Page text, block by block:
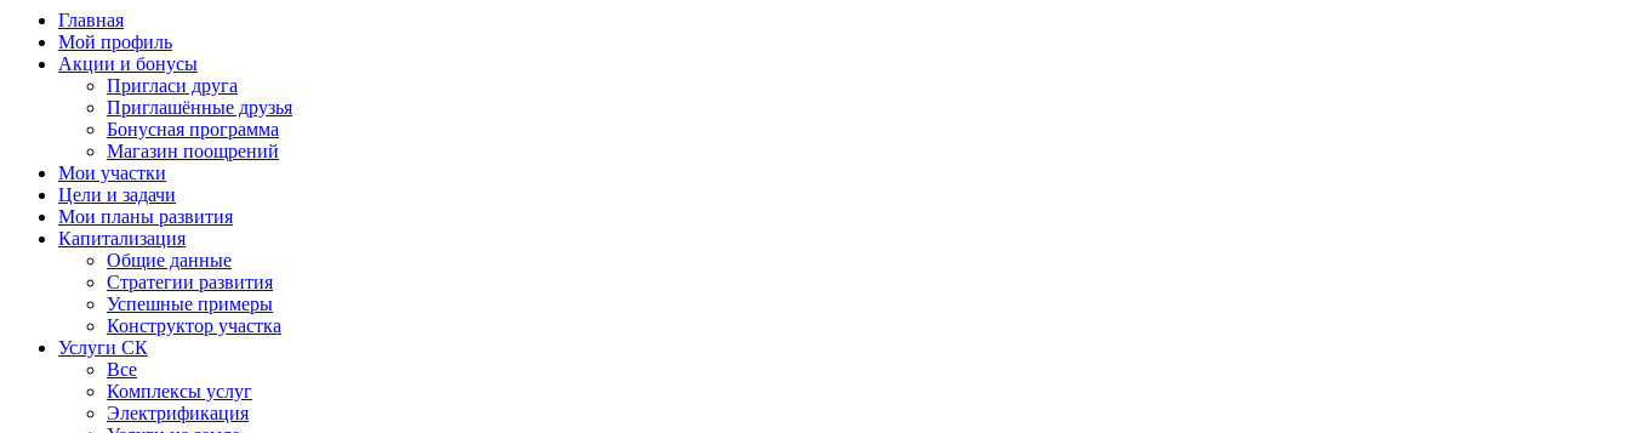
Главная
Мой профиль
Акции и бонусы
Пригласи друга
Приглашённые друзья
Бонусная программа
Магазин поощрений
Мои участки
Цели и задачи
Мои планы развития
Капитализация
Общие данные
Стратегии развития
Успешные примеры
Конструктор участка
Услуги СК
Все
Комплексы услуг
Электрификация